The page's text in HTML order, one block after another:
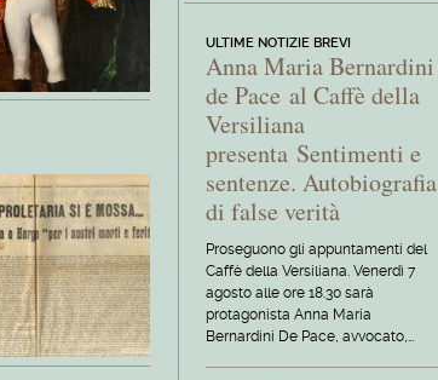
ULTIME NOTIZIE BREVI
Anna Maria Bernardini
de Pace al Caffè della
Versiliana
presenta Sentimenti e
sentenze. Autobiografia
di false verità
Proseguono gli appuntamenti del
Caffè della Versiliana. Venerdì 7
agosto alle ore 18.30 sarà
protagonista Anna Maria
Bernardini De Pace, avvocato,…